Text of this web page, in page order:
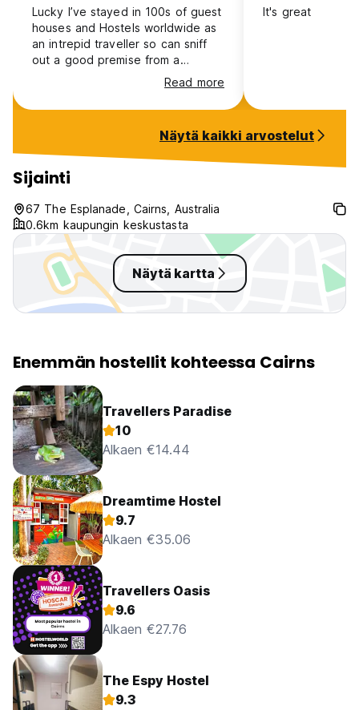
Lucky I’ve stayed in 100s of guest
houses and Hostels worldwide as
an intrepid traveller so can sniff
out a good premise from a
mediocre one. Global gets top
marks. Especially the Staff (the 2
front reception smiling welcoming
Read more
It's great
Näytä kaikki arvostelut
Sijainti
67 The Esplanade, Cairns, Australia
0.6km kaupungin keskustasta
Näytä kartta
Enemmän hostellit kohteessa Cairns
Travellers Paradise
10
Alkaen €14.44
Dreamtime Hostel
9.7
Alkaen €35.06
Travellers Oasis
9.6
Alkaen €27.76
The Espy Hostel
9.3